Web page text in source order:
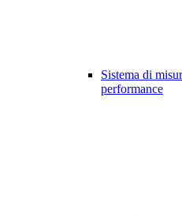
Sistema di
performance